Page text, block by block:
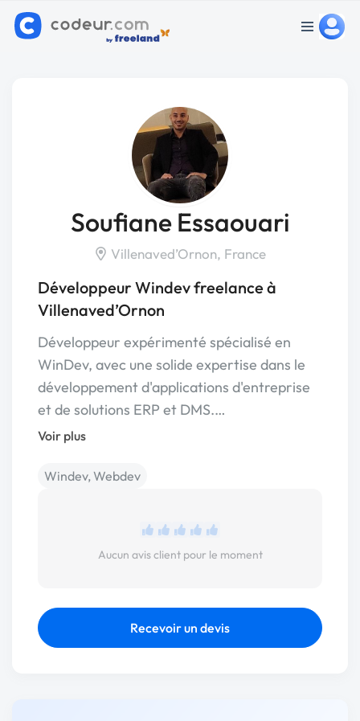
Soufiane Essaouari
Villenaved’Ornon, France
Développeur Windev freelance à
Villenaved’Ornon
Développeur expérimenté spécialisé en
WinDev, avec une solide expertise dans le
développement d'applications d'entreprise
et de solutions ERP et DMS.…
Voir plus
Windev, Webdev
Aucun avis client pour le moment
Recevoir un devis